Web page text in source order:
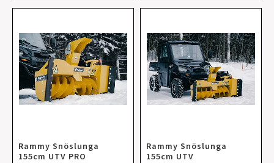
Rammy Snöslunga
155cm UTV PRO
Rammy Snöslunga
155cm UTV